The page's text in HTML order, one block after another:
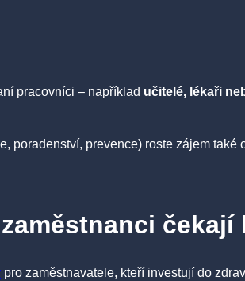
pracovníci – například učitelé, lékaři
poradenství, prevence) roste zájem také
pro zaměstnavatele, kteří investují do